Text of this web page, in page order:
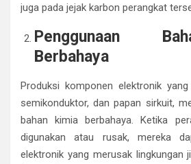
juga pada jejak karbon perangkat
Penggunaan
Berbahaya
Produksi komponen elektronik
semikonduktor, dan papan sirkuit,
bahan kimia berbahaya. Ketika
digunakan atau rusak, mereka
elektronik yang merusak lingkungan